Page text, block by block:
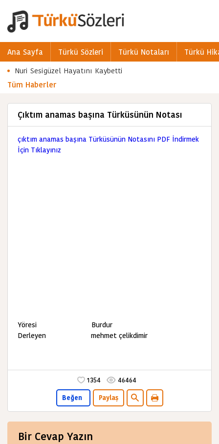
Ana Sayfa Türkü Sözleri Türkü Notaları
Türkü
Nuri Sesigüzel Hayatını Kaybetti
Tüm Haberler
Çıktım anamas başına Türküsünün Notası
çıktım anamas başına Türküsünün Notasını PDF İndirmek
İçin Tıklayınız
Yöresi Burdur
Derleyen mehmet çelikdimir
1354 46464
Beğen Paylaş
Bir Cevap Yazın